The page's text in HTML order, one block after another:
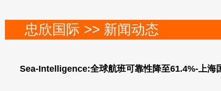
忠欣国际 >> 新闻动态
Sea-Intelligence:全球航班可靠性降至61.4%-上海